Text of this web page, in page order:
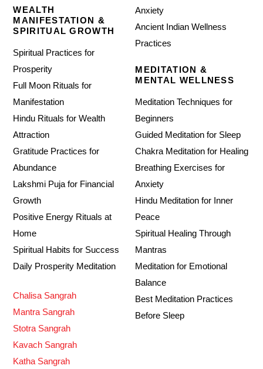
WEALTH
MANIFESTATION &
SPIRITUAL GROWTH
Spiritual Practices for
Prosperity
Full Moon Rituals for
Manifestation
Hindu Rituals for Wealth
Attraction
Gratitude Practices for
Abundance
Lakshmi Puja for Financial
Growth
Positive Energy Rituals at
Home
Spiritual Habits for Success
Daily Prosperity Meditation
Chalisa Sangrah
Mantra Sangrah
Stotra Sangrah
Kavach Sangrah
Katha Sangrah
Anxiety
Ancient Indian Wellness
Practices
MEDITATION &
MENTAL WELLNESS
Meditation Techniques for
Beginners
Guided Meditation for Sleep
Chakra Meditation for Healing
Breathing Exercises for
Anxiety
Hindu Meditation for Inner
Peace
Spiritual Healing Through
Mantras
Meditation for Emotional
Balance
Best Meditation Practices
Before Sleep